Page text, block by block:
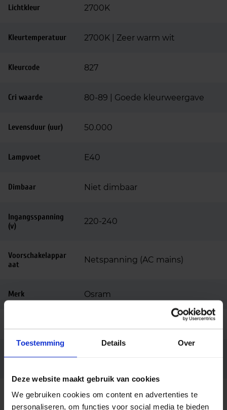
Toestemming Details Over
Deze website maakt gebruik van cookies
We gebruiken cookies om content en advertenties te
personaliseren, om functies voor social media te bieden
Lichtkleur 2700K
Kleurtemperatuur 2700K | Zeer warm wit
Kleurcode 827
Cri waarde 80-89 | Goede kleurweergave
Levensduur (uur) 50.000
Lampvoet E40
Dimbaar Niet dimbaar
Ingangsspanning
(v)
220-240
Voorschakelappar
aat
Netspanning (AC mains)
Merk Osram
Fabrikantnaam